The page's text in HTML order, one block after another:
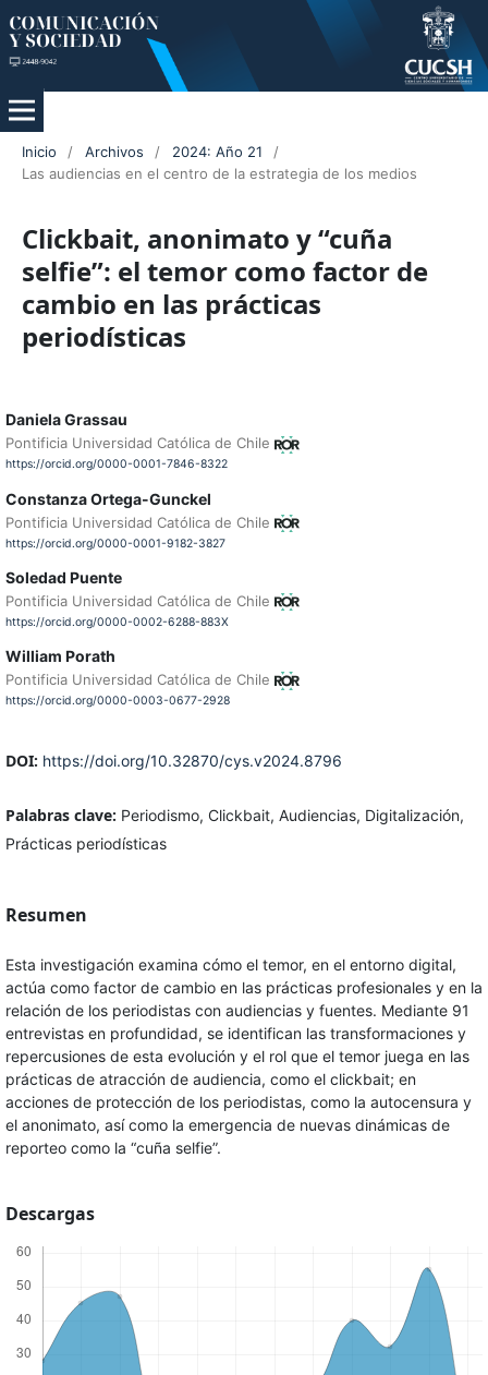
Inicio / Archivos / 2024: Año 21
/
Las audiencias en el centro de la estrategia de los medios
Clickbait, anonimato y “cuña
selfie”: el temor como factor de
cambio en las prácticas
periodísticas
Daniela Grassau
Pontificia Universidad Católica de Chile
https://orcid.org/0000-0001-7846-8322
Constanza Ortega-Gunckel
Pontificia Universidad Católica de Chile
https://orcid.org/0000-0001-9182-3827
Soledad Puente
Pontificia Universidad Católica de Chile
https://orcid.org/0000-0002-6288-883X
William Porath
Pontificia Universidad Católica de Chile
https://orcid.org/0000-0003-0677-2928
DOI: https://doi.org/10.32870/cys.v2024.8796
Palabras clave: Periodismo, Clickbait, Audiencias, Digitalización,
Prácticas periodísticas
Resumen
Esta investigación examina cómo el temor, en el entorno digital,
actúa como factor de cambio en las prácticas profesionales y en la
relación de los periodistas con audiencias y fuentes. Mediante 91
entrevistas en profundidad, se identifican las transformaciones y
repercusiones de esta evolución y el rol que el temor juega en las
prácticas de atracción de audiencia, como el clickbait; en
acciones de protección de los periodistas, como la autocensura y
el anonimato, así como la emergencia de nuevas dinámicas de
reporteo como la “cuña selfie”.
Descargas